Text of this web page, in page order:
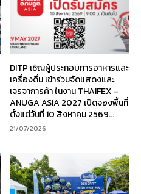
DITP เชิญผู้ประกอบการอาหารและ
เครื่องดื่ม เข้าร่วมจัดแสดงและ
เจรจาการค้า ในงาน THAIFEX –
ANUGA ASIA 2027 เปิดจองพื้นที่
ตั้งแต่วันที่ 10 สิงหาคม 2569...
21/07/2026